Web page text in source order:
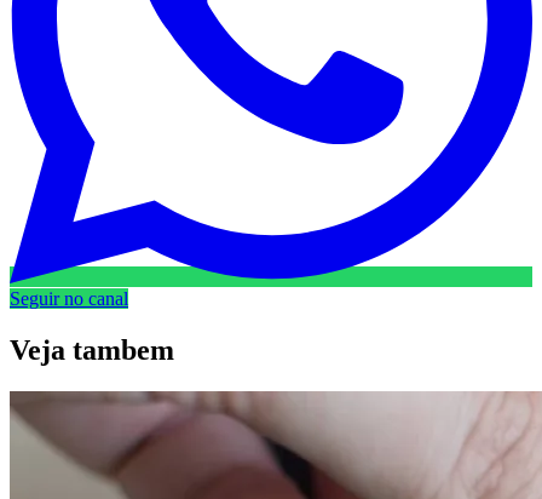
Seguir no canal
Veja tambem